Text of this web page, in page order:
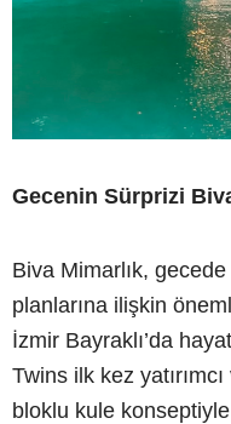
Gecenin Sürprizi
Biva Mimarlık,
planlarına ilişkin
İzmir Bayraklı’da
Twins ilk kez
bloklu kule